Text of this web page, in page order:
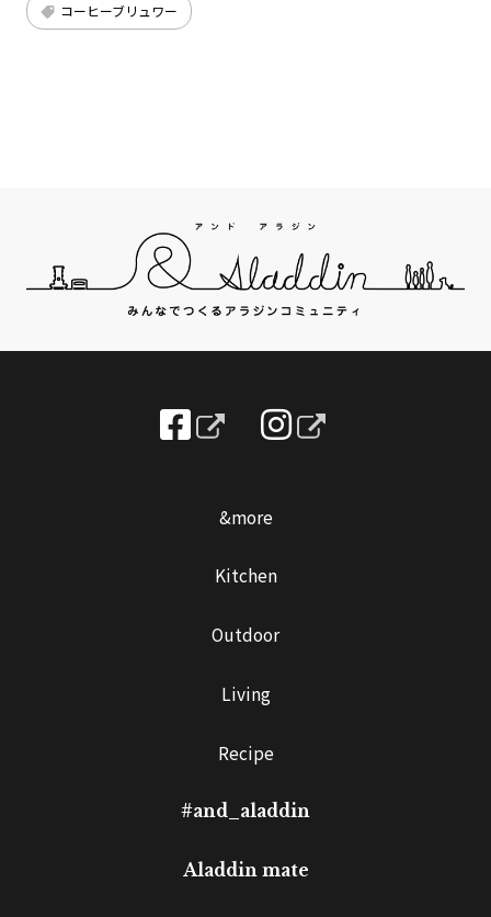
コーヒーブリュワー
&more
Kitchen
Outdoor
Living
Recipe
#and_aladdin
Aladdin mate